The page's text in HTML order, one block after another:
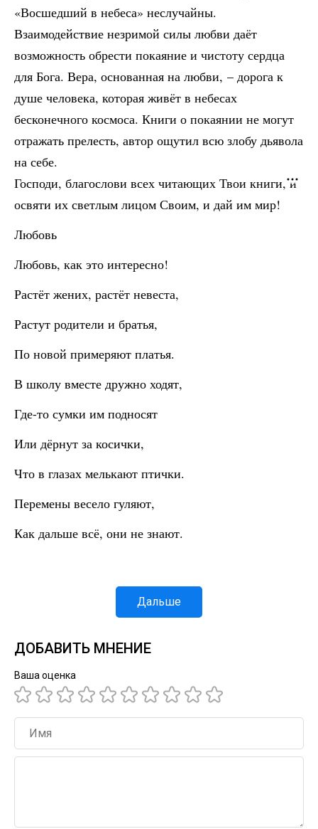
«Восшедший в небеса» неслучайны.
Взаимодействие незримой силы любви даёт
возможность обрести покаяние и чистоту сердца
для Бога. Вера, основанная на любви, – дорога к
душе человека, которая живёт в небесах
бесконечного космоса. Книги о покаянии не могут
отражать прелесть, автор ощутил всю злобу дьявола
на себе.
Господи, благослови всех читающих Твои книги, и
освяти их светлым лицом Своим, и дай им мир!
Любовь
Любовь, как это интересно!
Растёт жених, растёт невеста,
Растут родители и братья,
По новой примеряют платья.
В школу вместе дружно ходят,
Где-то сумки им подносят
Или дёрнут за косички,
Что в глазах мелькают птички.
Перемены весело гуляют,
Как дальше всё, они не знают.
Дальше
ДОБАВИТЬ МНЕНИЕ
Ваша оценка